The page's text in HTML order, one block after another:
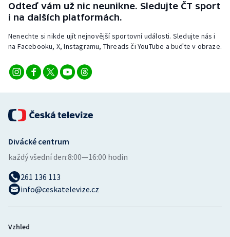
Odteď vám už nic neunikne. Sledujte ČT sport
i na dalších platformách.
Nenechte si nikde ujít nejnovější sportovní události. Sledujte nás i
na Facebooku, X, Instagramu, Threads či YouTube a buďte v obraze.
Divácké centrum
každý všední den:8:00—16:00 hodin
261 136 113
info@ceskatelevize.cz
Vzhled